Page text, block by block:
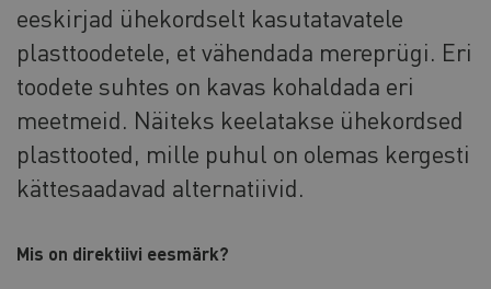
eeskirjad ühekordselt kasutatavatele
plasttoodetele, et vähendada mereprügi. Eri
toodete suhtes on kavas kohaldada eri
meetmeid. Näiteks keelatakse ühekordsed
plasttooted, mille puhul on olemas kergesti
kättesaadavad alternatiivid.
Mis on direktiivi eesmärk?